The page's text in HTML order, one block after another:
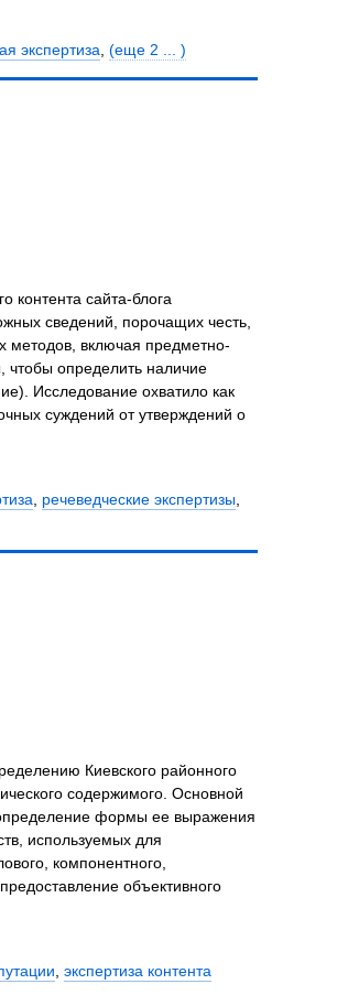
экспертиза, (еще 2 ... )
контента сайта-блога
сведений, порочащих честь,
методов, включая предметно-
чтобы определить наличие
Исследование охватило как
суждений от утверждений о
речеведческие экспертизы,
Киевского районного
содержимого. Основной
формы ее выражения
используемых для
компонентного,
объективного
, экспертиза контента